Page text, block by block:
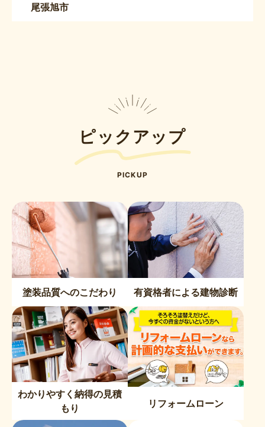
尾張旭市
ピックアップ
PICKUP
塗装品質へのこだわり 有資格者による建物診断
わかりやすく納得の見積
もり
リフォームローン